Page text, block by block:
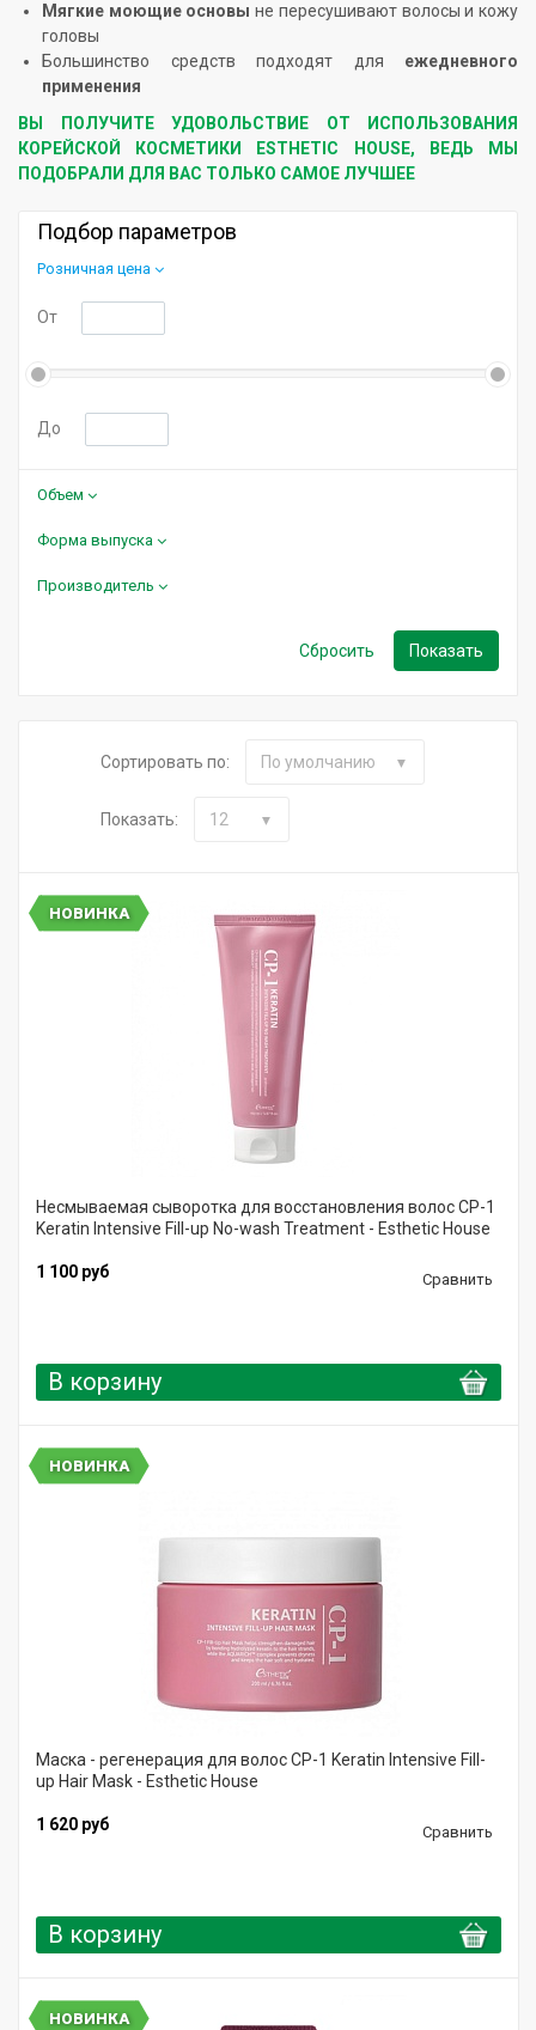
Мягкие моющие основы не пересушивают волосы и кожу
головы
Большинство средств подходят для ежедневного
применения
ВЫ ПОЛУЧИТЕ УДОВОЛЬСТВИЕ ОТ ИСПОЛЬЗОВАНИЯ
КОРЕЙСКОЙ КОСМЕТИКИ ESTHETIC HOUSE, ВЕДЬ МЫ
ПОДОБРАЛИ ДЛЯ ВАС ТОЛЬКО САМОЕ ЛУЧШЕЕ
Подбор параметров
Розничная цена
От
До
Объем
Форма выпуска
Производитель
Сортировать по: По умолчанию
Показать: 12
НОВИНКА
Несмываемая сыворотка для восстановления волос CP-1
Keratin Intensive Fill-up No-wash Treatment - Esthetic House
1 100 руб Сравнить
В корзину
НОВИНКА
Маска - регенерация для волос CP-1 Keratin Intensive Fill-
up Hair Mask - Esthetic House
1 620 руб Сравнить
В корзину
НОВИНКА